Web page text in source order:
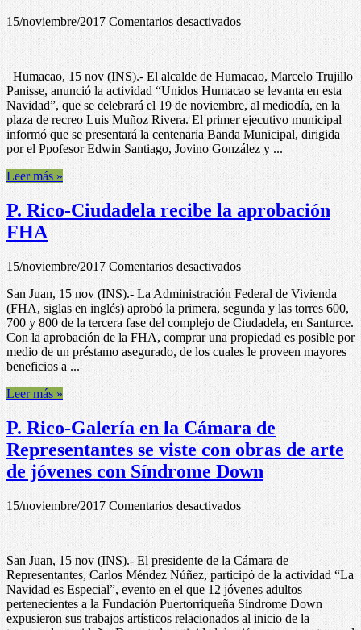
15/noviembre/2017 Comentarios desactivadosen
P.
Rico-
Desde
masajes
hasta
música
típica
en
actividad
navideña
en
Humacao
Humacao, 15 nov (INS).- El alcalde de Humacao, Marcelo Trujillo
Panisse, anunció la actividad “Unidos Humacao se levanta en esta
Navidad”, que se celebrará el 19 de noviembre, al mediodía, en la
plaza de recreo Luis Muñoz Rivera. El primer ejecutivo municipal
informó que se presentará la centenaria Banda Municipal, dirigida
por el Ppofesor Edwin Santiago, Jovino González y ...
Leer más »
P. Rico-Ciudadela recibe la aprobación
FHA
15/noviembre/2017 Comentarios desactivadosen
P.
Rico-
Ciudadela
recibe
la
aprobación
FHA
San Juan, 15 nov (INS).- La Administración Federal de Vivienda
(FHA, siglas en inglés) aprobó la primera, segunda y las torres 600,
700 y 800 de la tercera fase del complejo de Ciudadela, en Santurce.
Con la aprobación de la FHA, comprar una propiedad es posible por
medio de un préstamo asegurado, de los cuales le proveen mayores
beneficios a ...
Leer más »
P. Rico-Galería en la Cámara de
Representantes se viste con obras de arte
de jóvenes con Síndrome Down
15/noviembre/2017 Comentarios desactivadosen
P.
Rico-
Galería
en
la
Cámara
de
Representantes
San Juan, 15 nov (INS).- El presidente de la Cámara de
Representantes, Carlos Méndez Núñez, participó de la actividad “La
Navidad es Especial”, evento en el que 12 jóvenes adultos
pertenecientes a la Fundación Puertorriqueña Síndrome Down
expusieron sus trabajos artísticos relacionados al inicio de la